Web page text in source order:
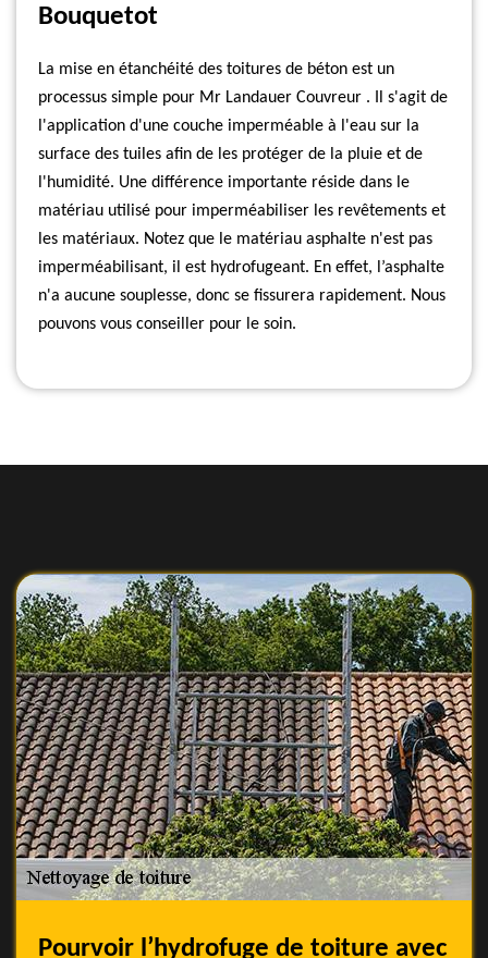
Bouquetot
La mise en étanchéité des toitures de béton est un
processus simple pour Mr Landauer Couvreur . Il s'agit de
l'application d'une couche imperméable à l'eau sur la
surface des tuiles afin de les protéger de la pluie et de
l'humidité. Une différence importante réside dans le
matériau utilisé pour imperméabiliser les revêtements et
les matériaux. Notez que le matériau asphalte n'est pas
imperméabilisant, il est hydrofugeant. En effet, l’asphalte
n'a aucune souplesse, donc se fissurera rapidement. Nous
pouvons vous conseiller pour le soin.
Pourvoir l’hydrofuge de toiture avec